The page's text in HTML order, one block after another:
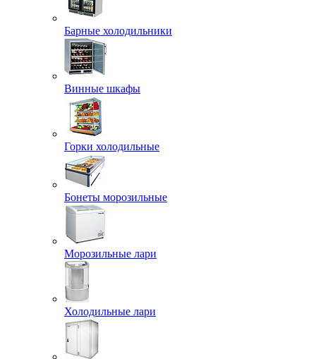
Барные холодильники
Винные шкафы
Горки холодильные
Бонеты морозильные
Морозильные лари
Холодильные лари